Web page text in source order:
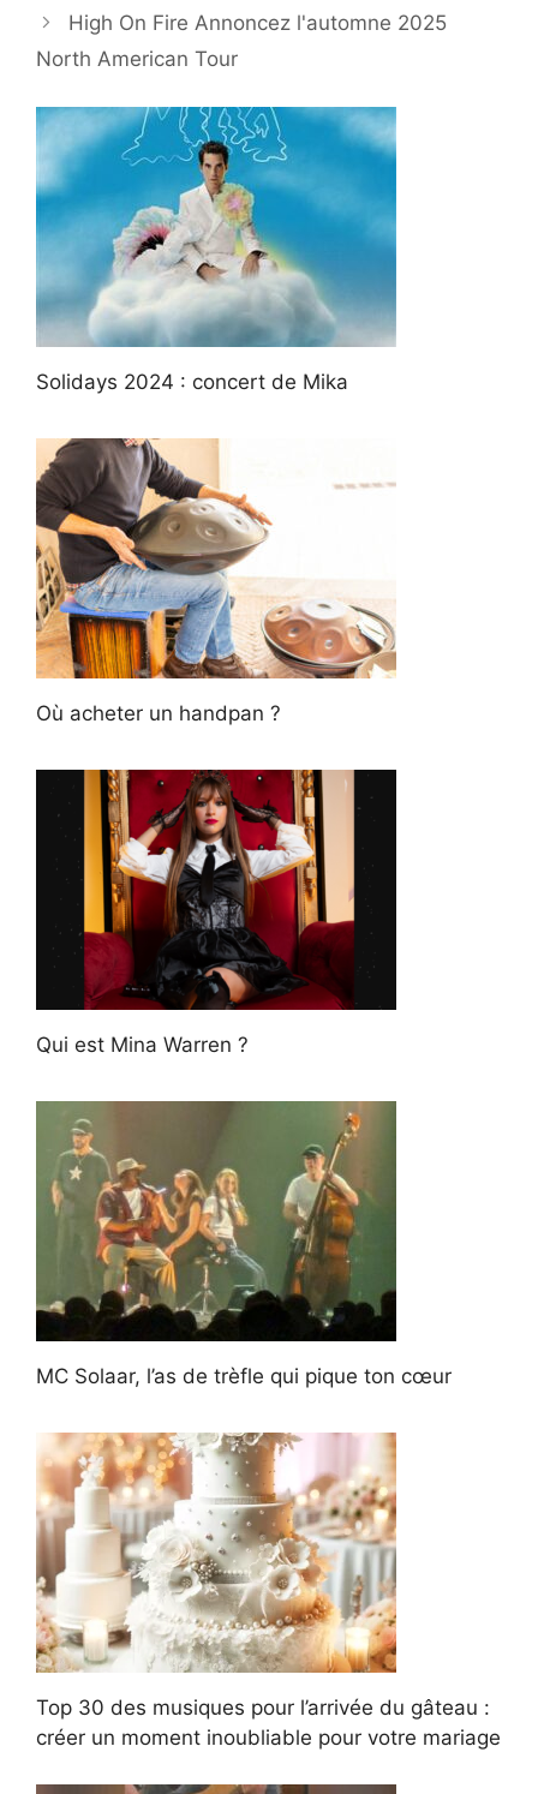
High On Fire Annoncez l'automne 2025
North American Tour
Solidays 2024 : concert de Mika
Où acheter un handpan ?
Qui est Mina Warren ?
MC Solaar, l’as de trèfle qui pique ton cœur
Top 30 des musiques pour l’arrivée du gâteau :
créer un moment inoubliable pour votre mariage